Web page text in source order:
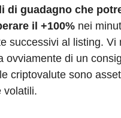
di guadagno che
il +100% nei
successivi al listing. Vi
ovviamente di un
criptovalute sono asset
volatili.